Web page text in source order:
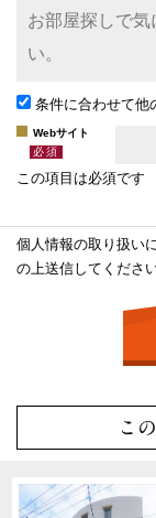
条件に合わせて他
Webサイト
この項目は必須です
個人情報の取り扱い
の上送信してください
こ